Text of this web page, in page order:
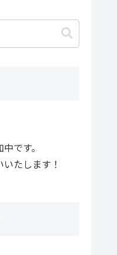
です。
たします！